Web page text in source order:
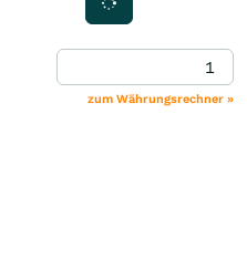
zum Währungsrechner »